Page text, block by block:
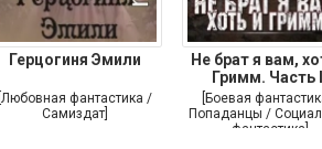
Герцогиня Эмили
[Любовная фантастика /
Самиздат]
Не брат я вам,
Гримм. Часть II
[Боевая
Попаданцы /
фантастика]